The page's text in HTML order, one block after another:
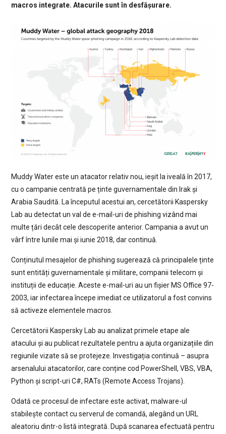
macros integrate. Atacurile sunt în desfășurare.
Muddy Water este un atacator relativ nou, ieșit la iveală în 2017,
cu o campanie centrată pe ținte guvernamentale din Irak și
Arabia Saudită. La începutul acestui an, cercetătorii Kaspersky
Lab au detectat un val de e-mail-uri de phishing vizând mai
multe țări decât cele descoperite anterior. Campania a avut un
vârf între lunile mai și iunie 2018, dar continuă.
Conținutul mesajelor de phishing sugerează că principalele ținte
sunt entități guvernamentale și militare, companii telecom și
instituții de educație. Aceste e-mail-uri au un fișier MS Office 97-
2003, iar infectarea începe imediat ce utilizatorul a fost convins
să activeze elementele macros.
Cercetătorii Kaspersky Lab au analizat primele etape ale
atacului și au publicat rezultatele pentru a ajuta organizațiile din
regiunile vizate să se protejeze. Investigația continuă – asupra
arsenalului atacatorilor, care conține cod PowerShell, VBS, VBA,
Python și script-uri C#, RATs (Remote Access Trojans).
Odată ce procesul de infectare este activat, malware-ul
stabilește contact cu serverul de comandă, alegând un URL
aleatoriu dintr-o listă integrată. După scanarea efectuată pentru